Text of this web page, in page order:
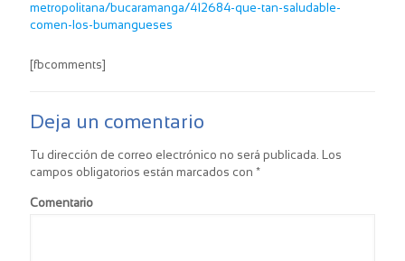
metropolitana/bucaramanga/412684-que-tan-saludable-
comen-los-bumangueses
[fbcomments]
Deja un comentario
Tu dirección de correo electrónico no será publicada. Los
campos obligatorios están marcados con *
Comentario